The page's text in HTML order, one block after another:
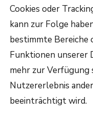
Cookies oder
kann zur Folge
bestimmte Bereiche
Funktionen unserer
mehr zur Verfügung
Nutzererlebnis
beeinträchtigt wird.